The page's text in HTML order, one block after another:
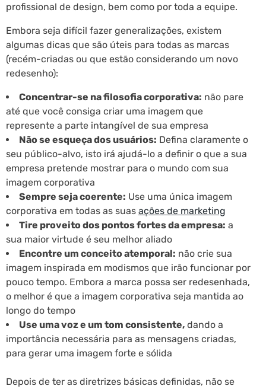
profissional de design, bem como por toda a equipe.
Embora seja difícil fazer generalizações, existem
algumas dicas que são úteis para todas as marcas
(recém-criadas ou que estão considerando um novo
redesenho):
Concentrar-se na filosofia corporativa: não pare
até que você consiga criar uma imagem que
represente a parte intangível de sua empresa
Não se esqueça dos usuários: Defina claramente o
seu público-alvo, isto irá ajudá-lo a definir o que a sua
empresa pretende mostrar para o mundo com sua
imagem corporativa
Sempre seja coerente: Use uma única imagem
corporativa em todas as suas ações de marketing
Tire proveito dos pontos fortes da empresa: a
sua maior virtude é seu melhor aliado
Encontre um conceito atemporal: não crie sua
imagem inspirada em modismos que irão funcionar por
pouco tempo. Embora a marca possa ser redesenhada,
o melhor é que a imagem corporativa seja mantida ao
longo do tempo
Use uma voz e um tom consistente, dando a
importância necessária para as mensagens criadas,
para gerar uma imagem forte e sólida
Depois de ter as diretrizes básicas definidas, não se